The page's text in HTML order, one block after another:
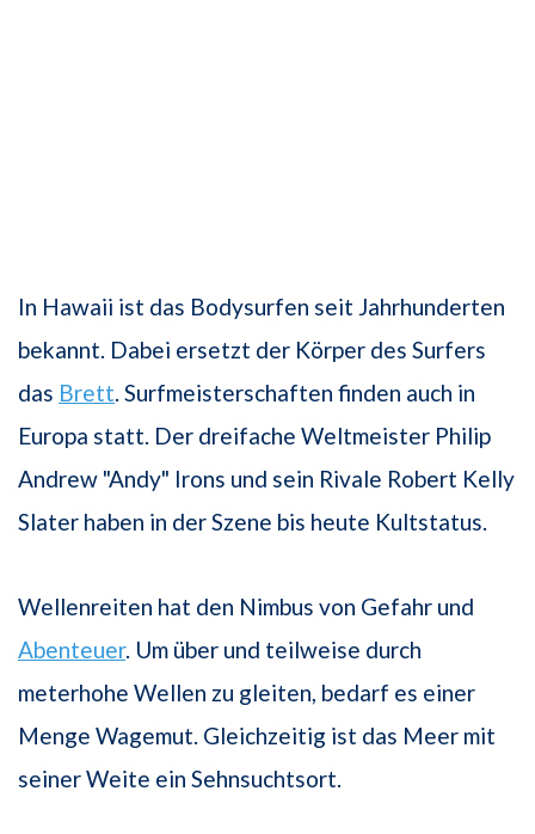
In Hawaii ist das Bodysurfen seit Jahrhunderten
bekannt. Dabei ersetzt der Körper des Surfers
das Brett. Surfmeisterschaften finden auch in
Europa statt. Der dreifache Weltmeister Philip
Andrew "Andy" Irons und sein Rivale Robert Kelly
Slater haben in der Szene bis heute Kultstatus.
Wellenreiten hat den Nimbus von Gefahr und
Abenteuer. Um über und teilweise durch
meterhohe Wellen zu gleiten, bedarf es einer
Menge Wagemut. Gleichzeitig ist das Meer mit
seiner Weite ein Sehnsuchtsort.